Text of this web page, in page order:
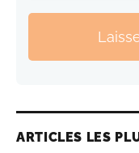
ARTICLES LES